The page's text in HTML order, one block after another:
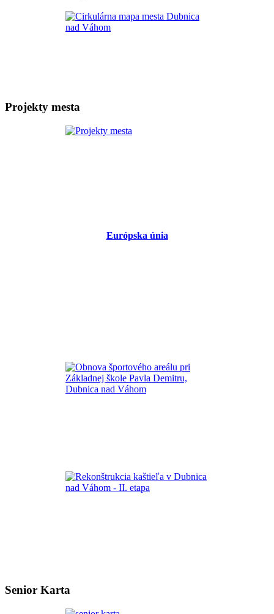
Projekty mesta
Európska únia
Senior Karta